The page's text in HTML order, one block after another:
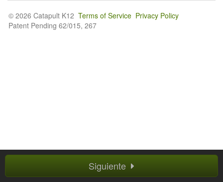
Siguiente
© 2026 Catapult K12 Terms of Service Privacy Policy
Patent Pending 62/015, 267